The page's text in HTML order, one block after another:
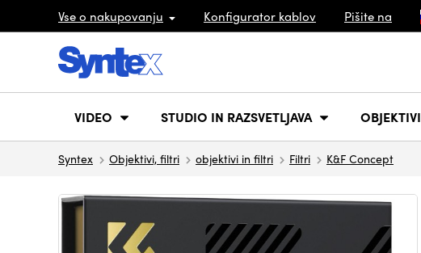
Vse o nakupovanju Konfigurator kablov Pišite na
VIDEO STUDIO IN RAZSVETLJAVA OBJEKTIVI
Syntex Objektivi, filtri objektivi in filtri Filtri K&F Concept